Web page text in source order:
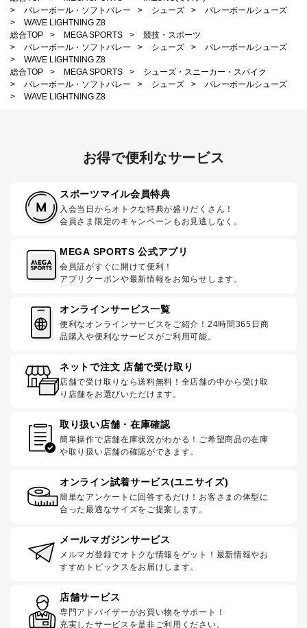
>
バレーボール・ソフトバレー > シューズ >
バレーボールシューズ
>
WAVE LIGHTNING Z8
総合TOP
> MEGA SPORTS >
競技・スポーツ
>
バレーボール・ソフトバレー > シューズ >
バレーボールシューズ
>
WAVE LIGHTNING Z8
総合TOP
> MEGA SPORTS >
シューズ・スニーカー・スパイク
>
バレーボール・ソフトバレー > シューズ >
バレーボールシューズ
>
WAVE LIGHTNING Z8
お得で便利なサービス
スポーツマイル会員特典
入会当日からオトクな特典が盛りだくさん！
会員さま限定のキャンペーンもお見逃しなく。
MEGA SPORTS 公式アプリ
会員証がすぐに開けて便利！
アプリクーポンや最新情報をお知らせします。
オンラインサービス一覧
便利なオンラインサービスをご紹介！24時間365日商
品購入や便利なサービスがご利用可能。
ネットで注文 店舗で受け取り
店舗で受け取りなら送料無料！全店舗の中から受け取
り店舗をお選びいただけます。
取り扱い店舗・在庫確認
簡単操作で店舗在庫状況がわかる！ご希望商品の在庫
や取り扱い店舗の確認ができます。
オンライン試着サービス(ユニサイズ)
簡単なアンケートに回答するだけ！お客さまの体型に
合った最適なサイズをご提案します。
メールマガジンサービス
メルマガ登録でオトクな情報をゲット！最新情報やお
すすめトピックスをお届けします。
店舗サービス
専門アドバイザーがお買い物をサポート！
充実したサービスを是非ご利用ください。